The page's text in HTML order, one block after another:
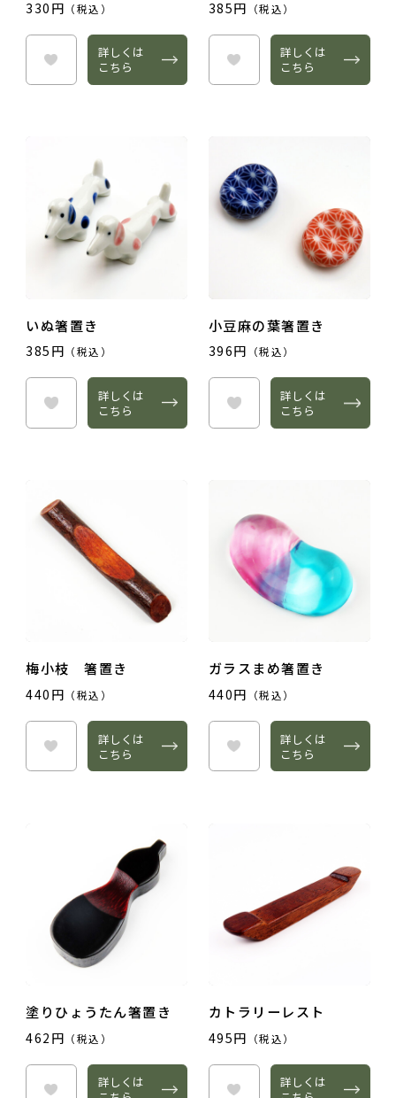
330円 （税込）
詳しくは
こちら
385円 （税込）
詳しくは
こちら
いぬ箸置き
385円 （税込）
詳しくは
こちら
小豆麻の葉箸置き
396円 （税込）
詳しくは
こちら
梅小枝 箸置き
440円 （税込）
詳しくは
こちら
ガラスまめ箸置き
440円 （税込）
詳しくは
こちら
塗りひょうたん箸置き
462円 （税込）
詳しくは
カトラリーレスト
495円 （税込）
詳しくは